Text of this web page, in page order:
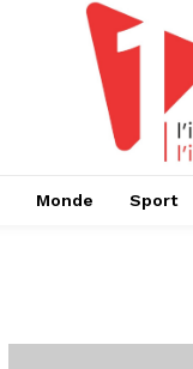
Monde Sport